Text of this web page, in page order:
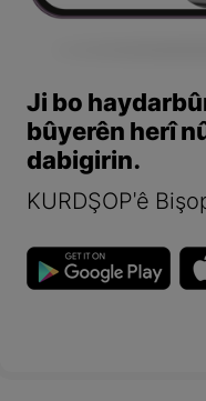
Ji bo
bûyerên herî
dabigirin.
KURDŞOP'ê